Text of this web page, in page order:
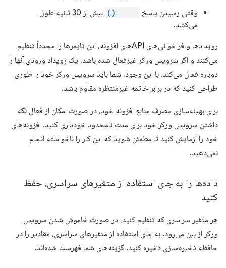
وقتی رسیدن پاسخ
بیش از 30 ثانیه طول
می‌کشد.
رویدادها و فراخوانی‌های APIهای افزونه، این تایمرها را مجدداً تنظیم
می‌کنند و اگر سرویس ورکر غیرفعال شده باشد، یک رویداد ورودی آنها را
دوباره فعال می‌کند. با این وجود، شما باید سرویس ورکر خود را طوری
طراحی کنید که در برابر خاتمه غیرمنتظره مقاوم باشد.
برای بهینه‌سازی مصرف منابع افزونه خود، در صورت امکان از فعال نگه
داشتن سرویس ورکر خود برای مدت نامحدود خودداری کنید. افزونه‌های
خود را آزمایش کنید تا مطمئن شوید که این کار را ناخواسته انجام
نمی‌دهید.
داده‌ها را به جای استفاده از متغیرهای سراسری، حفظ
کنید
هر متغیر سراسری که تنظیم کنید، در صورت خاموش شدن سرویس
ورکر از بین می‌رود. به جای استفاده از متغیرهای سراسری، مقادیر را در
حافظه ذخیره‌سازی ذخیره کنید. گزینه‌های شما فهرست شده‌اند.